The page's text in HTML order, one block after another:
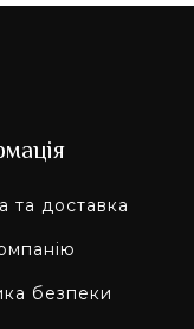
та доставка
безпеки